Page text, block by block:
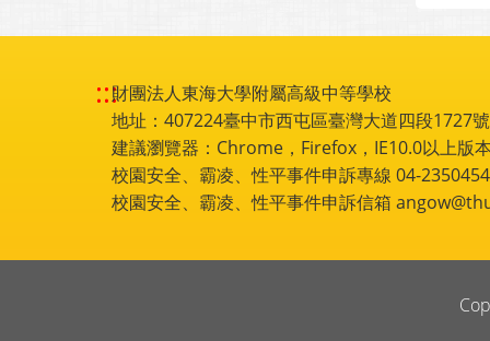
:::財團法人東海大學附屬高級中等學校
地址：407224臺中市西屯區臺灣大道四段1727
建議瀏覽器：Chrome，Firefox，IE10.0以上版
校園安全、霸凌、性平事件申訴專線 04-
校園安全、霸凌、性平事件申訴信箱